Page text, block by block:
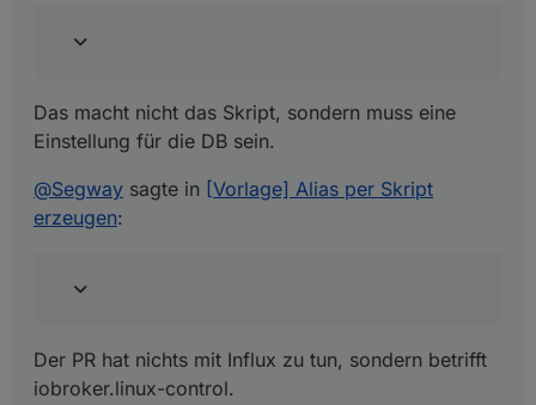
Der PR hat nichts mit Influx zu tun, sondern betrifft
iobroker.linux-control.
Das macht nicht das Skript, sondern muss eine
Einstellung für die DB sein.
@Segway sagte in [Vorlage] Alias per Skript
erzeugen:
Der PR hat nichts mit Influx zu tun, sondern betrifft
iobroker.linux-control.